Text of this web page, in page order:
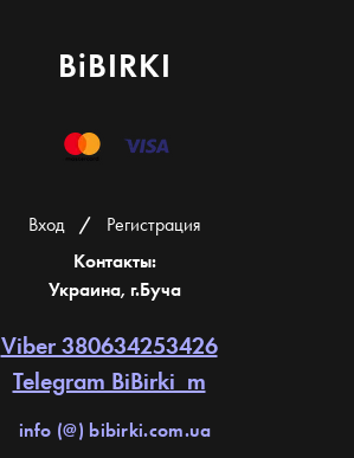
BiBIRKI
Вход /
Регистрация
Контакты:
Украина, г.Буча
Viber 380634253426
Telegram BiBirki_m
info (@) bibirki.com.ua